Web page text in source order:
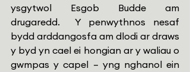
ysgytwol Esgob Budde am
drugaredd.  Y penwythnos nesaf
bydd arddangosfa am dlodi ar draws
y byd yn cael ei hongian ar y waliau o
gwmpas y capel – yng nghanol ein